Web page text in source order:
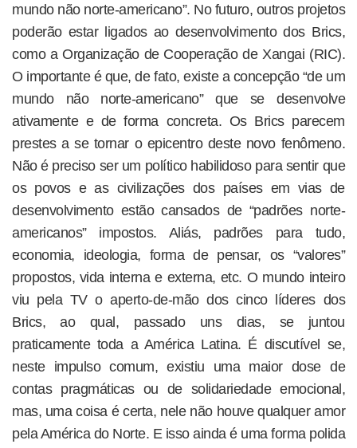
mundo não norte-americano”. No futuro, outros projetos
poderão estar ligados ao desenvolvimento dos Brics,
como a Organização de Cooperação de Xangai (RIC).
O importante é que, de fato, existe a concepção “de um
mundo não norte-americano” que se desenvolve
ativamente e de forma concreta. Os Brics parecem
prestes a se tornar o epicentro deste novo fenômeno.
Não é preciso ser um político habilidoso para sentir que
os povos e as civilizações dos países em vias de
desenvolvimento estão cansados de “padrões norte-
americanos” impostos. Aliás, padrões para tudo,
economia, ideologia, forma de pensar, os “valores”
propostos, vida interna e externa, etc. O mundo inteiro
viu pela TV o aperto-de-mão dos cinco líderes dos
Brics, ao qual, passado uns dias, se juntou
praticamente toda a América Latina. É discutível se,
neste impulso comum, existiu uma maior dose de
contas pragmáticas ou de solidariedade emocional,
mas, uma coisa é certa, nele não houve qualquer amor
pela América do Norte. E isso ainda é uma forma polida